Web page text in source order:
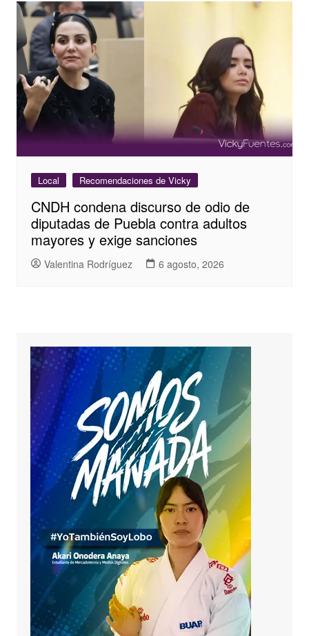
Local Recomendaciones de Vicky
CNDH condena discurso de odio de
diputadas de Puebla contra adultos
mayores y exige sanciones
Valentina Rodríguez 6 agosto, 2026